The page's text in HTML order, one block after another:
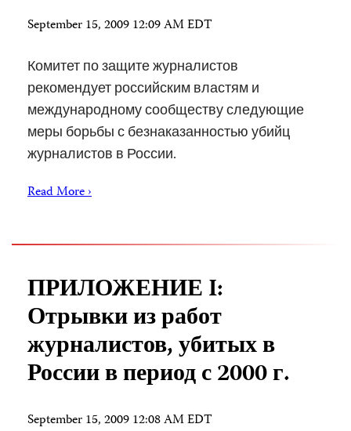
September 15, 2009 12:09 AM EDT
Комитет по защите журналистов
рекомендует российским властям и
международному сообществу следующие
меры борьбы с безнаказанностью убийц
журналистов в России.
Read More ›
ПРИЛОЖЕНИЕ I:
Отрывки из работ
журналистов, убитых в
России в период с 2000 г.
September 15, 2009 12:08 AM EDT